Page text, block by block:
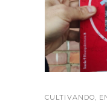
CULTIVANDO,